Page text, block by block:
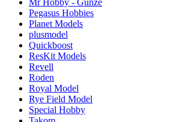
Mr Hobby - Gunze
Pegasus Hobbies
Planet Models
plusmodel
Quickboost
ResKit Models
Revell
Roden
Royal Model
Rye Field Model
Special Hobby